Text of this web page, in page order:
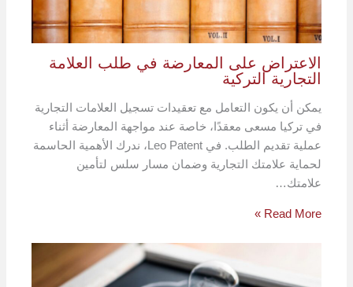
الاعتراض على المعارضة في طلب العلامة
التجارية التركية
يمكن أن يكون التعامل مع تعقيدات تسجيل العلامات التجارية
في تركيا مسعى معقدًا، خاصة عند مواجهة المعارضة أثناء
عملية تقديم الطلب. في Leo Patent، ندرك الأهمية الحاسمة
لحماية علامتك التجارية وضمان مسار سلس لتأمين
علامتك…
Read More »